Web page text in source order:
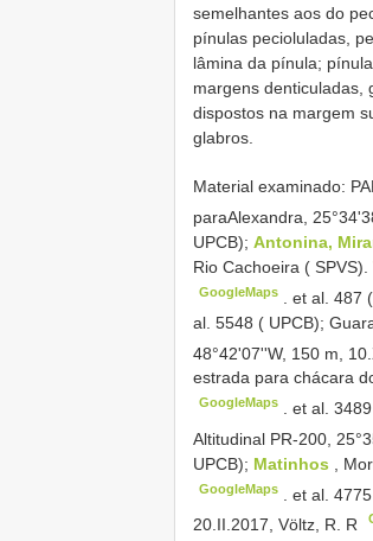
semelhantes aos do
pínulas pecioluladas,
lâmina da pínula;
margens denticuladas,
dispostos na margem
glabros.
Material examinado:
paraAlexandra,
UPCB); Antonina,
Rio Cachoeira ( SPVS).
GoogleMaps .et al. 487
al. 5548 ( UPCB);
48°42'07''W, 150 m,
estrada para chácara
GoogleMaps .et al.
Altitudinal PR-200,
UPCB); Matinhos ,
GoogleMaps .et al.
20.II.2017, Völtz, R. R